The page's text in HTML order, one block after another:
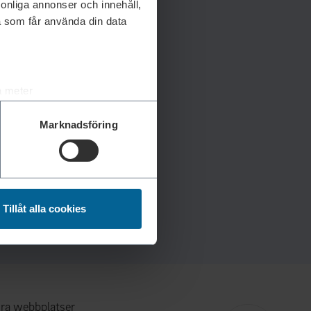
annonser och innehåll,
får använda din data
. Du kan ändra
funktioner för
information från din enhet
kombinera informationen
tjänster.
Marknadsföring
Tillåt alla cookies
webbplatser